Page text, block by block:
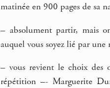
matinée en 900 pages de sa
– absolument partir, mais
auquel vous soyez lié par une
– vous revient le choix des
répétition –- Marguerite